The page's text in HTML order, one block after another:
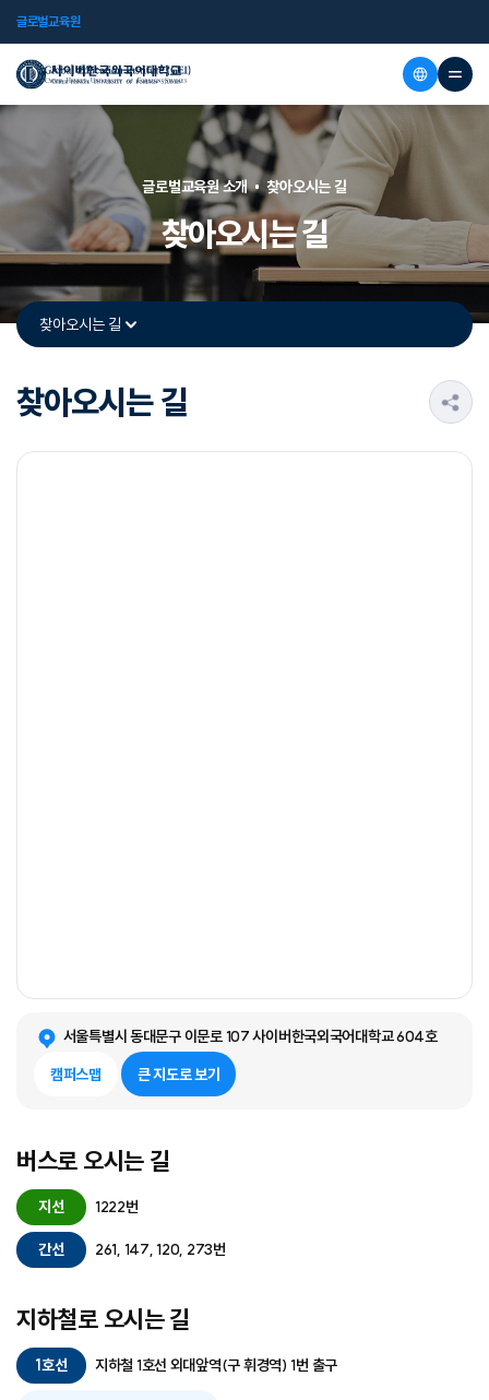
글로벌교육원
찾아오시는 길
글로벌교육원 소개 찾아오시는 길
찾아오시는 길
찾아오시는 길
서울특별시 동대문구 이문로 107 사이버한국외국어대학교 604호
캠퍼스맵
큰 지도로 보기
버스로 오시는 길
지선 1222번
간선 261, 147, 120, 273번
지하철로 오시는 길
1호선 지하철 1호선 외대앞역(구 휘경역) 1번 출구